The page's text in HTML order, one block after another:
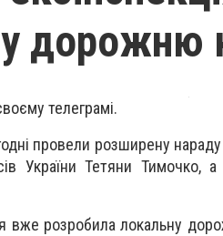
дорожню
телеграмі.
провели розширену нараду
України Тетяни Тимочко,
вже розробила локальну